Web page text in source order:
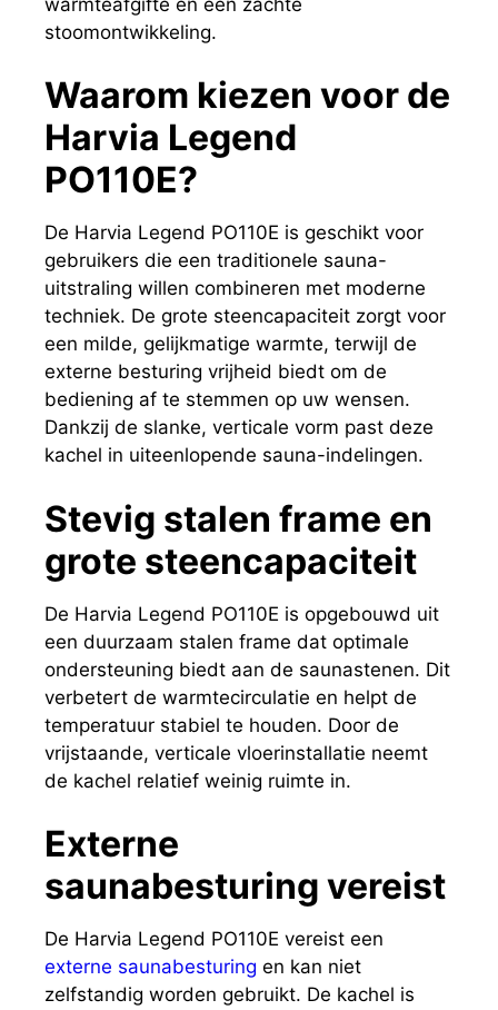
stoomontwikkeling.
Waarom kiezen voor de
Harvia Legend
PO110E?
De Harvia Legend PO110E is geschikt voor
gebruikers die een traditionele sauna-
uitstraling willen combineren met moderne
techniek. De grote steencapaciteit zorgt voor
een milde, gelijkmatige warmte, terwijl de
externe besturing vrijheid biedt om de
bediening af te stemmen op uw wensen.
Dankzij de slanke, verticale vorm past deze
kachel in uiteenlopende sauna-indelingen.
Stevig stalen frame en
grote steencapaciteit
De Harvia Legend PO110E is opgebouwd uit
een duurzaam stalen frame dat optimale
ondersteuning biedt aan de saunastenen. Dit
verbetert de warmtecirculatie en helpt de
temperatuur stabiel te houden. Door de
vrijstaande, verticale vloerinstallatie neemt
de kachel relatief weinig ruimte in.
Externe
saunabesturing vereist
De Harvia Legend PO110E vereist een
externe saunabesturing en kan niet
zelfstandig worden gebruikt. De kachel is